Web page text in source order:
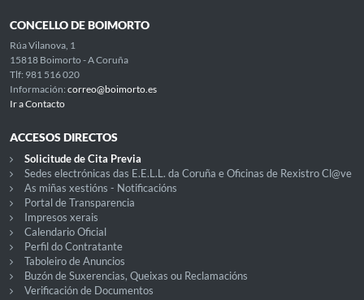
CONCELLO DE BOIMORTO
Rúa Vilanova, 1
15818 Boimorto - A Coruña
Tlf: 981 516 020
Información: correo@boimorto.es
Ir a Contacto
ACCESOS DIRECTOS
Solicitude de Cita Previa
Sedes electrónicas das E.E.L.L. da Coruña e Oficinas de Rexistro Cl@ve
As miñas xestións - Notificacións
Portal de Transparencia
Impresos xerais
Calendario Oficial
Perfil do Contratante
Taboleiro de Anuncios
Buzón de Suxerencias, Queixas ou Reclamacións
Verificación de Documentos